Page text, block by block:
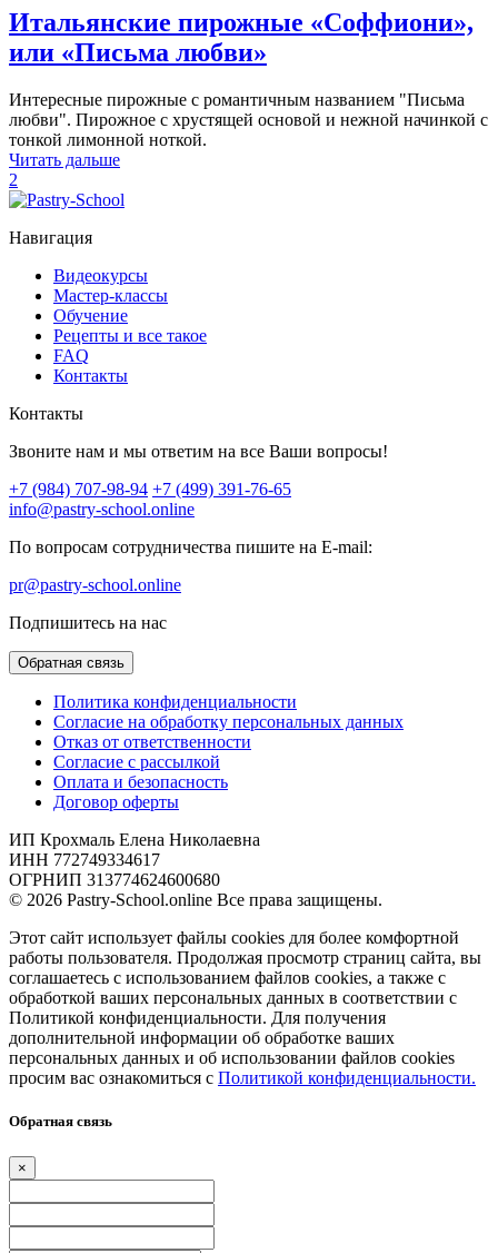
Итальянские пирожные «Соффиони»,
или «Письма любви»
Интересные пирожные с романтичным названием "Письма
любви". Пирожное с хрустящей основой и нежной начинкой с
тонкой лимонной ноткой.
Читать дальше
2
Навигация
Видеокурсы
Мастер-классы
Обучение
Рецепты и все такое
FAQ
Контакты
Контакты
Звоните нам и мы ответим на все Ваши вопросы!
+7 (984) 707-98-94 +7 (499) 391-76-65
info@pastry-school.online
По вопросам сотрудничества пишите на E-mail:
pr@pastry-school.online
Подпишитесь на нас
Обратная связь
Политика конфиденциальности
Согласие на обработку персональных данных
Отказ от ответственности
Согласие с рассылкой
Оплата и безопасность
Договор оферты
ИП Крохмаль Елена Николаевна
ИНН 772749334617
ОГРНИП 313774624600680
© 2026 Pastry-School.online Все права защищены.
Этот сайт использует файлы cookies для более комфортной
работы пользователя. Продолжая просмотр страниц сайта, вы
соглашаетесь с использованием файлов cookies, а также с
обработкой ваших персональных данных в соответствии с
Политикой конфиденциальности. Для получения
дополнительной информации об обработке ваших
персональных данных и об использовании файлов cookies
просим вас ознакомиться с Политикой конфиденциальности.
Обратная связь
×